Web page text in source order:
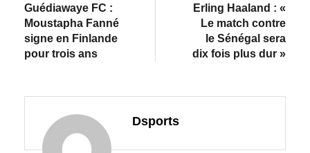
Guédiawaye FC :
Moustapha Fanné
signe en Finlande
pour trois ans
Erling Haaland : «
Le match contre
le Sénégal sera
dix fois plus dur »
Dsports